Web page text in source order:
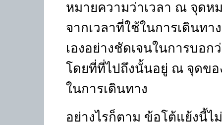
หมายความว่าเวลา ณ จุดห
จากเวลาที่ใช้ในการเดินท
เองอย่างชัดเจนในการบอก
โดยที่ที่ไปถึงนั้นอยู่ ณ จุดขอ
ในการเดินทาง
อย่างไรก็ตาม ข้อโต้แย้งนี้ไ